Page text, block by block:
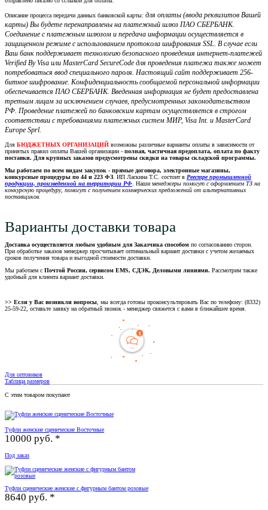
Описание процесса передачи данных банковской карты: для оплаты (ввода реквизитов Вашей
карты) Вы будете перенаправлены на платежный шлюз ПАО СБЕРБАНК.
Соединение с платежным шлюзом и передача информации осуществляется в
защищенном режиме с использованием протокола шифрования SSL. В случае если
Ваш банк поддерживает технологию безопасного проведения интернет-платежей
Verified By Visa или MasterCard SecureCode для проведения платежа также может
потребоваться ввод специального пароля. Настоящий сайт поддерживает 256-
битное шифрование. Конфиденциальность сообщаемой персональной информации
обеспечивается ПАО СБЕРБАНК. Введенная информация не будет предоставлена
третьим лицам за исключением случаев, предусмотренных законодательством
РФ. Проведение платежей по банковским картам осуществляется в строгом
соответствии с требованиями платежных систем МИР, Visa Int. и MasterCard
Europe Sprl.
Для БЮДЖЕТНЫХ ОРГАНИЗАЦИЙ возможны различные варианты оплаты в зависимости от
принятых правил оплаты Вашей организации - полная, частичная предоплата, оплата по факту
поставки. Для крупных заказов предусмотрены скидки на товары складской программы.
Мы работаем по всем видам закупок - прямые договора, электронные магазины,
конкурсные процедуры по 44 и 223 ФЗ. ИП Ласкина Т.С. состоит в Реестре промышленной
продукции, произведенной на территории РФ. Наши менеджеры помогут с оформлением ТЗ на
конкурсную процедуру, помогут с получением коммерческих предложений от альтернативных
поставщиков.
Варианты доставки товара
Доставка осуществляется любым удобным для Заказчика способом по согласованию сторон.
При обработке заказов менеджер просчитывает оптимальный вариант доставки с учетом желаемых
сроков получения товара и выгодной стоимости доставки.
Мы работаем с Почтой России, сервисом EMS, СДЭК, Деловыми линиями. Рассмотрим также
удобный для клиента вариант доставки.
>> Если у Вас возникли вопросы, мы всегда готовы проконсультировать Вас по телефону: (8332)
25-59-22, оставьте заявку на обратный звонок - менеджер свяжется с вами в ближайшее время.
Для оптовиков
Таблица размеров
С этим товаром покупают
Туфли женские сценические Восточные
10000 руб. *
Под заказ
Туфли сценические женские с фигурным бантом розовые
8640 руб. *